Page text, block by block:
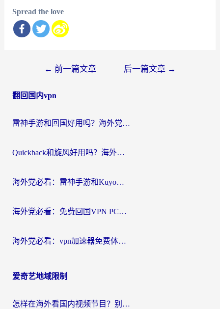
Spread the love
导
← 前一篇文章 后一篇文章 →
翻回国内vpn
雷神手游和回国好用吗？海外党亲测：选对加速器才能无缝刷剧打游戏
Quickback和旋风好用吗？海外华人亲测：选对回国加速器才能无缝看央视5
海外党必看：雷神手游和Kuyo好用吗？3款回国加速器实测+避坑指南
海外党必看：免费回国VPN PC真的能用？附国内高速VPN选择全攻略
海外党必看：vpn加速器免费体验？选对回国加速器才能无缝刷国内剧玩国服
爱奇艺地域限制
怎样在海外看国内视频节目？别再踩坑！留学生和海外华人的专属解决方案